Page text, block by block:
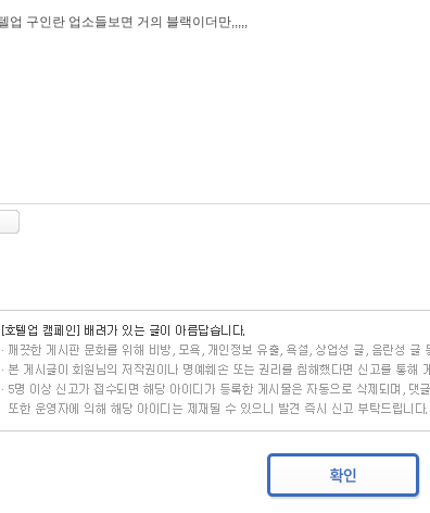
업 구인란 업소들보면 거의 블랙이더만,,,,,